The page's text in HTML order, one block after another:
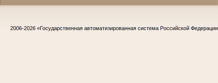
2006-2026 «Государственная автоматизированная система Российской